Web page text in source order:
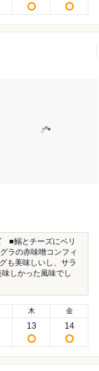
■鰯とチーズにベリ
の赤味噌コンフィ
も美味しいし、サラ
しかった風味でし
木
13
金
14